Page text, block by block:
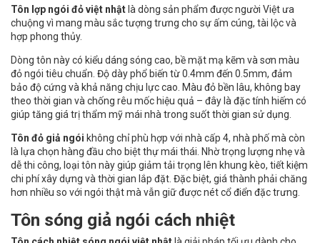
Tôn lợp ngói đỏ việt nhật là dòng sản phẩm được người Việt ưa
chuộng vì mang màu sắc tượng trưng cho sự ấm cúng, tài lộc và
hợp phong thủy.
Dòng tôn này có kiểu dáng sóng cao, bề mặt mạ kẽm và sơn màu
đỏ ngói tiêu chuẩn. Độ dày phổ biến từ 0.4mm đến 0.5mm, đảm
bảo độ cứng và khả năng chịu lực cao. Màu đỏ bền lâu, không bay
theo thời gian và chống rêu mốc hiệu quả – đây là đặc tính hiếm có
giúp tăng giá trị thẩm mỹ mái nhà trong suốt thời gian sử dụng.
Tôn đỏ giả ngói không chỉ phù hợp với nhà cấp 4, nhà phố mà còn
là lựa chọn hàng đầu cho biệt thự mái thái. Nhờ trọng lượng nhẹ và
dễ thi công, loại tôn này giúp giảm tải trọng lên khung kèo, tiết kiệm
chi phí xây dựng và thời gian lắp đặt. Đặc biệt, giá thành phải chăng
hơn nhiều so với ngói thật mà vẫn giữ được nét cổ điển đặc trưng.
Tôn sóng giả ngói cách nhiệt